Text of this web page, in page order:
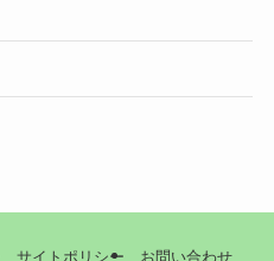
サイトポリシー お問い合わせ